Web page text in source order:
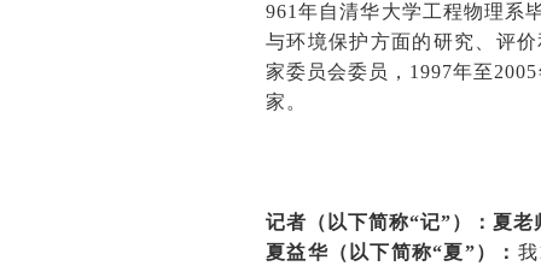
961年自清华大学工程物理系
与环境保护方面的研究、评
家委员会委员，1997年至
家。
记者（以下简称“记”）：夏
夏益华（以下简称“夏”）：